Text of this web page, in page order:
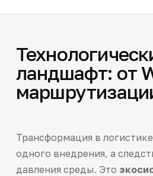
ландшафт: от
Трансформация в
одного внедрения, а
давления среды. Это